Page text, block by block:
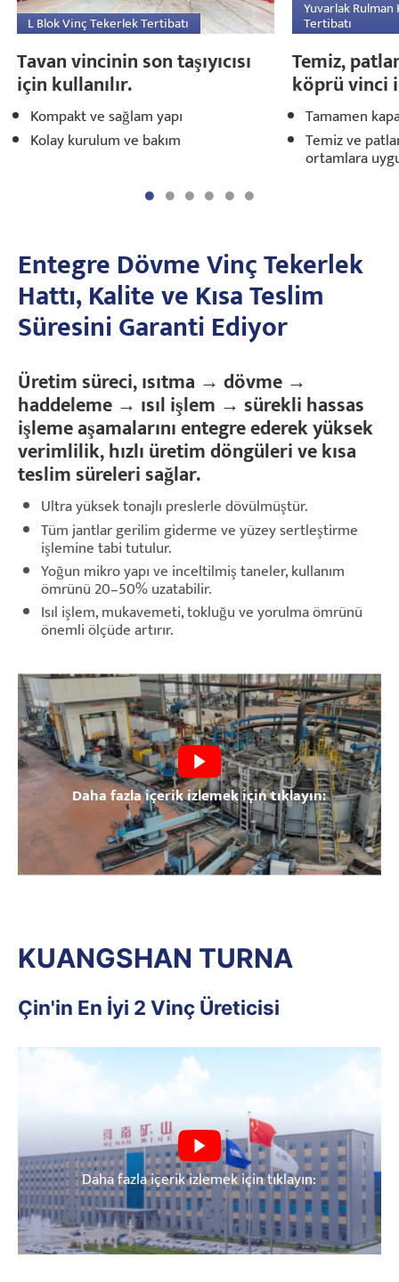
L Blok Vinç Tekerlek Tertibatı
Tavan vincinin son taşıyıcısı
için kullanılır.
Kompakt ve sağlam yapı
Kolay kurulum ve bakım
Yuvarlak
Tertibatı
Temiz,
köprü vinci
Tamamen
Temiz ve
ortamlara
Entegre Dövme Vinç Tekerlek
Hattı, Kalite ve Kısa Teslim
Süresini Garanti Ediyor
Üretim süreci, ısıtma → dövme →
haddeleme → ısıl işlem → sürekli hassas
işleme aşamalarını entegre ederek yüksek
verimlilik, hızlı üretim döngüleri ve kısa
teslim süreleri sağlar.
Ultra yüksek tonajlı preslerle dövülmüştür.
Tüm jantlar gerilim giderme ve yüzey sertleştirme
işlemine tabi tutulur.
Yoğun mikro yapı ve inceltilmiş taneler, kullanım
ömrünü 20–50% uzatabilir.
Isıl işlem, mukavemeti, tokluğu ve yorulma ömrünü
önemli ölçüde artırır.
Daha fazla içerik izlemek için tıklayın:
KUANGSHAN TURNA
Çin'in En İyi 2 Vinç Üreticisi
Daha fazla içerik izlemek için tıklayın: